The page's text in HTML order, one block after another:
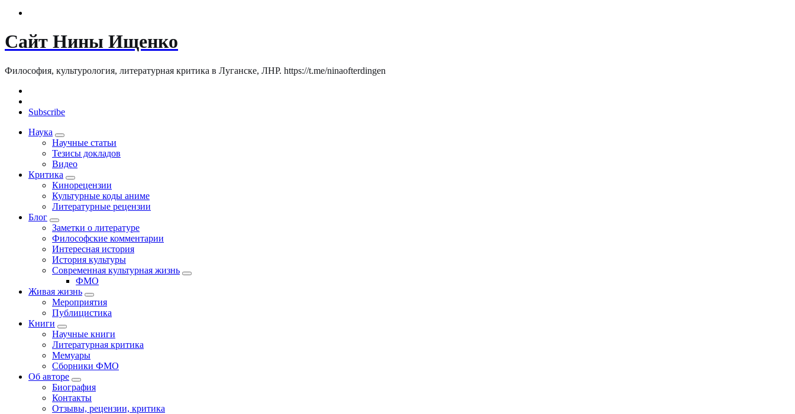
Сайт Нины Ищенко
Философия, культурология, литературная критика в Луганске, ЛНР. https://t.me/ninaofterdingen
Subscribe
Наука
Научные статьи
Тезисы докладов
Видео
Критика
Кинорецензии
Культурные коды аниме
Литературные рецензии
Блог
Заметки о литературе
Философские комментарии
Интересная история
История культуры
Современная культурная жизнь
ФМО
Живая жизнь
Мероприятия
Публицистика
Книги
Научные книги
Литературная критика
Мемуары
Сборники ФМО
Об авторе
Биография
Контакты
Отзывы, рецензии, критика